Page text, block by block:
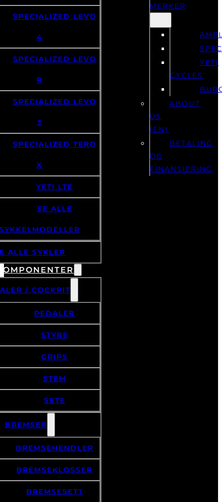
SPECIALIZED LEVO
4
SPECIALIZED LEVO
R
SPECIALIZED LEVO
3
SPECIALIZED TERO
X
YETI LTE
SE ALLE
ALLE SYKLER
/ COCKPIT
PEDALER
STYRE
GRIPS
STEM
SETE
BREMSER
BREMSEHENDLER
BREMSEKLOSSER
BREMSESETT
MERKER
YETI
CYCLES
ABOUT
US
(EN)
BETALING
OG
FINANSIERING